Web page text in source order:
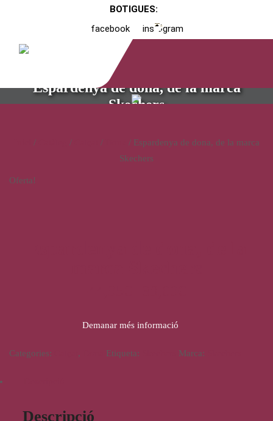
BOTIGUES:
facebook
instagram
Espardenya de dona, de la marca
Skechers
/ / /
/ Espardenya de dona, de la marca
Skechers
Oferta!
Demanar més informació
Categories: , Etiqueta: Marca:
Descripció